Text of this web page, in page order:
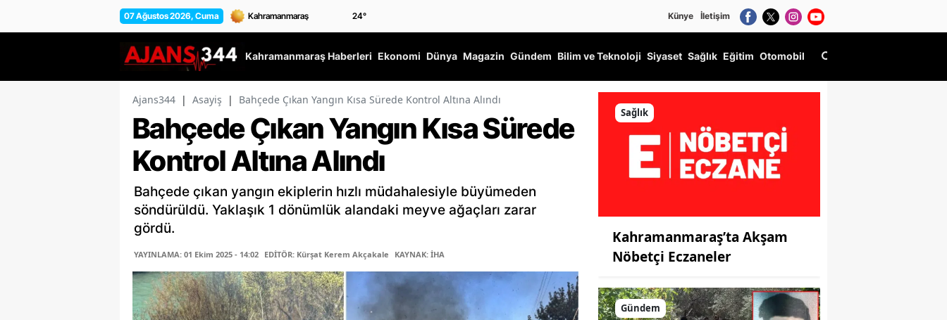
07 Ağustos 2026, Cuma 24° Künye İletişim
Kahramanmaraş Haberleri Ekonomi Dünya Magazin Gündem Bilim ve Teknoloji Siyaset Sağlık Eğitim Otomobil
Ajans344 | Asayiş | Bahçede Çıkan Yangın Kısa Sürede Kontrol Altına Alındı
Bahçede Çıkan Yangın Kısa Sürede
Kontrol Altına Alındı
Bahçede çıkan yangın ekiplerin hızlı müdahalesiyle büyümeden
söndürüldü. Yaklaşık 1 dönümlük alandaki meyve ağaçları zarar
gördü.
YAYINLAMA: 01 Ekim 2025 - 14:02 EDİTÖR: Kürşat Kerem Akçakale KAYNAK: İHA
Sağlık
Kahramanmaraş’ta Akşam
Nöbetçi Eczaneler
Gündem